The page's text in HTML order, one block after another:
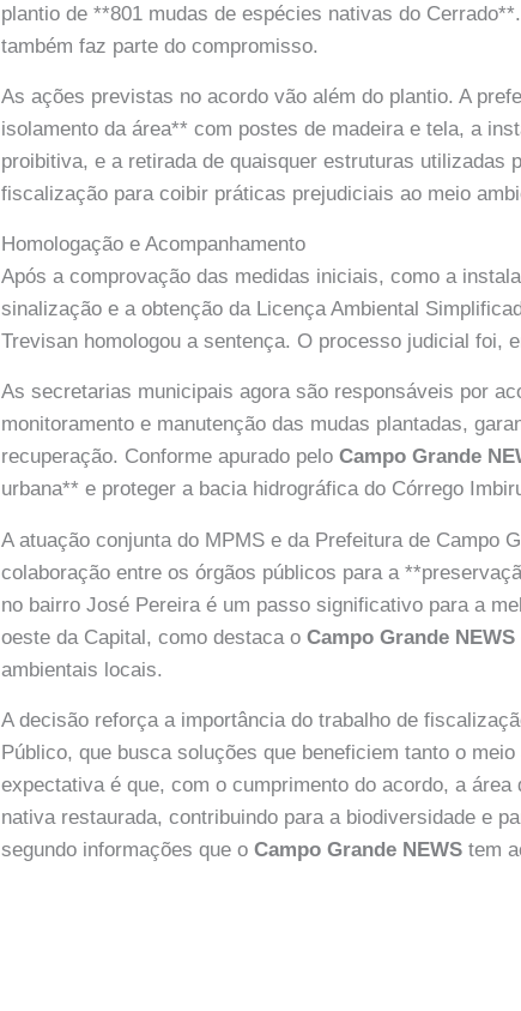
plantio de **801 mudas de espécies nativas do
também faz parte do compromisso.
As ações previstas no acordo vão além do plantio. A
isolamento da área** com postes de madeira e tela, a
proibitiva, e a retirada de quaisquer estruturas utilizadas
fiscalização para coibir práticas prejudiciais ao meio
Homologação e Acompanhamento
Após a comprovação das medidas iniciais, como a
sinalização e a obtenção da Licença Ambiental
Trevisan homologou a sentença. O processo judicial foi,
As secretarias municipais agora são responsáveis por
monitoramento e manutenção das mudas plantadas,
recuperação. Conforme apurado peloCampo Grande
urbana** e proteger a bacia hidrográfica do Córrego
A atuação conjunta do MPMS e da Prefeitura de Campo
colaboração entre os órgãos públicos para a
no bairro José Pereira é um passo significativo para a
oeste da Capital, como destaca oCampo Grande NEWS
ambientais locais.
A decisão reforça a importância do trabalho de
Público, que busca soluções que beneficiem tanto o
expectativa é que, com o cumprimento do acordo, a
nativa restaurada, contribuindo para a biodiversidade e
segundo informações que oCampo Grande NEWS tem